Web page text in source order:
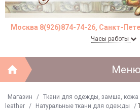
Москва 8(926)874-74-26, Санкт-
Часы работы
Меню
Магазин / Ткани для одежды, замша, кожа
leather
/ Натуральные ткани для одежды /